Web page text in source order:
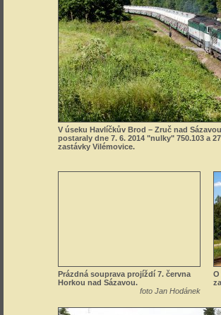
V úseku Havlíčkův Brod – Zruč nad
postaraly dne 7. 6. 2014 "nulky" 750.103 a
zastávky Vilémovice.
Prázdná souprava projíždí 7. června
Horkou nad Sázavou.
foto Jan Hodánek
O